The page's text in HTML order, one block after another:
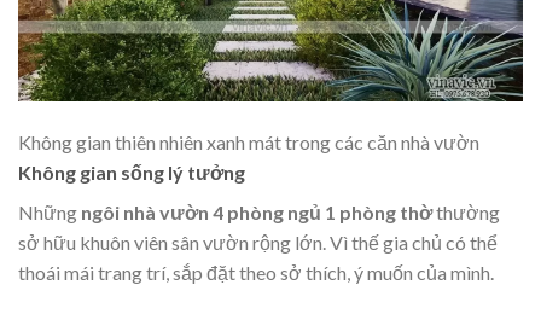
Không gian thiên nhiên xanh mát trong các căn nhà vườn
Không gian sống lý tưởng
Những ngôi nhà vườn 4 phòng ngủ 1 phòng thờthường
sở hữu khuôn viên sân vườn rộng lớn. Vì thế gia chủ có thể
thoái mái trang trí, sắp đặt theo sở thích, ý muốn của mình.